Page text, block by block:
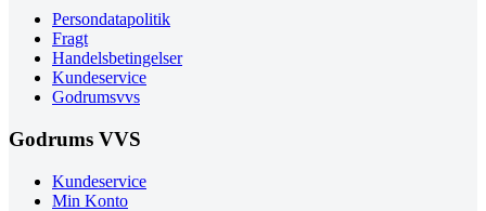
Persondatapolitik
Fragt
Handelsbetingelser
Kundeservice
Godrumsvvs
Godrums VVS
Kundeservice
Min Konto